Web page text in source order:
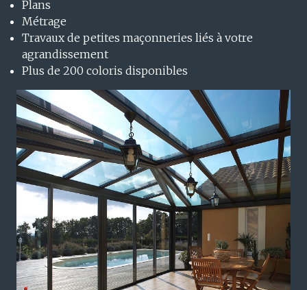
Plans
Métrage
Travaux de petites maçonneries liés à votre
agrandissement
Plus de 200 coloris disponibles